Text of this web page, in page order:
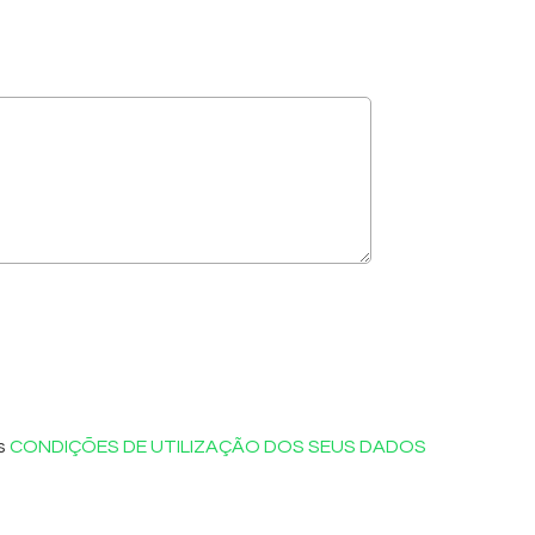
CONDIÇÕES DE UTILIZAÇÃO DOS SEUS DADOS